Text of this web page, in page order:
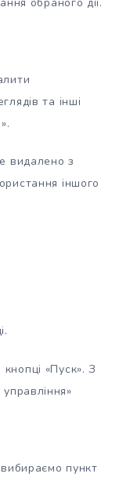
та інші
видалено з
іншого
«Пуск». З
пункт